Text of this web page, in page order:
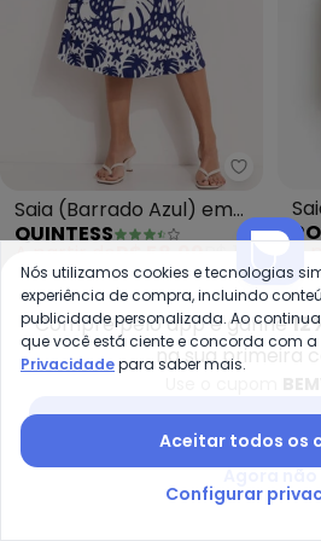
Saia (Barrado Azul) em
Malha Fria
QUINTESS
-55%
-
Compre pelo app e ganhe
na sua primeira
Nós utilizamos cookies e tecnologias
experiência de compra, incluindo
publicidade personalizada. Ao
que você está ciente e concorda com a
Privacidadepara saber mais.
Aceitar todos os
Configurar